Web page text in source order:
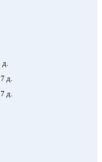
д.
д.